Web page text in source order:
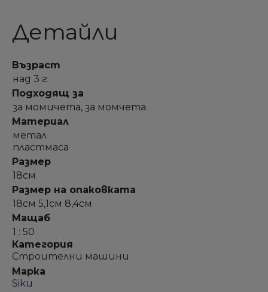
Детайли
Възраст
над 3 г
Подходящ за
за момичета, за момчета
Материал
метал
пластмаса
Размер
18см
Размер на опаковката
18см 5,1см 8,4см
Мащаб
1 : 50
Категория
Строителни машини
Марка
Siku